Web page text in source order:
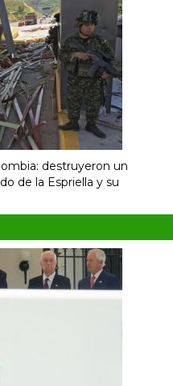
destruyeron un
de la Espriella y su